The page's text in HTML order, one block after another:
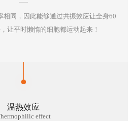
相同，因此能够通过共振效应让全身60
让平时懒惰的细胞都运动起来！
温热效应
effect